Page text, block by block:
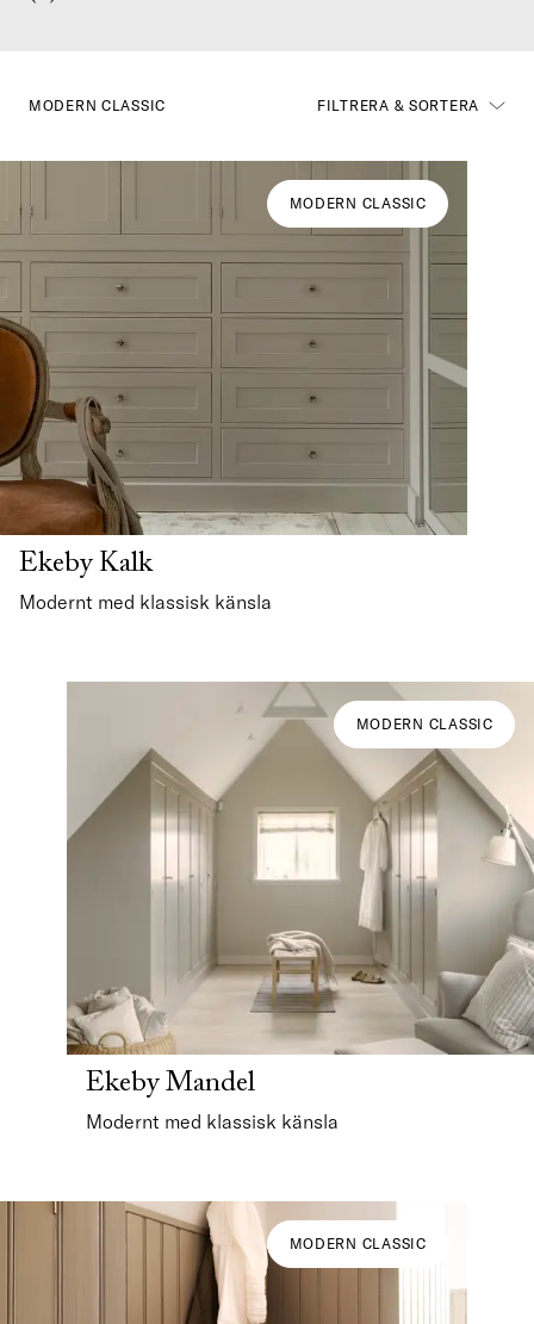
MODERN CLASSIC FILTRERA & SORTERA
MODERN CLASSIC
Ekeby Kalk
Modernt med klassisk känsla
MODERN CLASSIC
Ekeby Mandel
Modernt med klassisk känsla
MODERN CLASSIC